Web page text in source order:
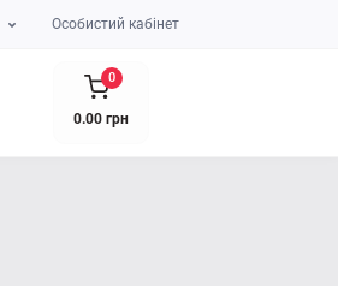
Особистий кабінет
0
0.00 грн